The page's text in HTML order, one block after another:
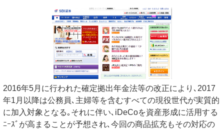
2016年5月に行われた確定拠出年金法等の改正により､2017
年1月以降は公務員､主婦等を含むすべての現役世代が実質的
に加入対象となる｡それに伴い､iDeCoを資産形成に活用する
ﾆｰｽﾞが高まることが予想され､今回の商品拡充もその対応の